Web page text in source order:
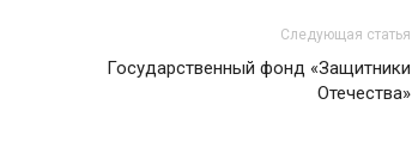
Следующая статья
Государственный фонд «Защитники
Отечества»